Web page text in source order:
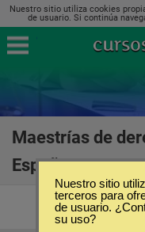
Nuestro sitio utiliza cookies
de usuario. Si continúa
Maestrías de
España
Nuestro sitio
terceros para
de usuario.
su uso?